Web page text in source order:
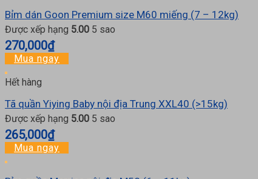
Bỉm dán Goon Premium size M60 miếng (7 – 12kg)
Được xếp hạng 5.00 5 sao
270,000₫
Mua ngay
Hết hàng
Tã quần Yiying Baby nội địa Trung XXL40 (>15kg)
Được xếp hạng 5.00 5 sao
265,000₫
Mua ngay